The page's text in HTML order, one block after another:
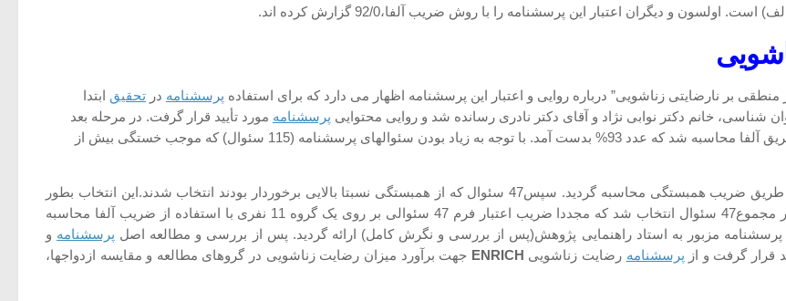
و دیگران اعتبار این پرسشنامه را با روش ضریب آلفا،92/0 گزارش کرده اند.
بر نارضایتی زناشویی” درباره روایی و اعتبار این پرسشنامه اظهار می دارد که برای استفاده پرسشنامه در تحقیق ابتدا
خانم دکتر نوابی نژاد و آقای دکتر نادری رسانده شد و روایی محتوایی پرسشنامه مورد تأیید قرار گرفت. در مرحله بعد
بر روی یک گروه 11 نفری اجرا گردید و ضریب اعتبار آن از طریق آلفا محاسبه شد که عدد 93% بدست آمد. با توجه به زیاد بودن سئوالهای پرسشنامه (115 سئوال) که موجب خستگی بیش از
از طریق ضریب همبستگی محاسبه گردید. سپس47 سئوال که از همبستگی نسبتا بالایی برخوردار بودند انتخاب شدند.این انتخاب بطور
مساوی از مقایسهای مختلف پرسشنامه صورت گرفت و بدین ترتیب در مجموع47 سئوال انتخاب شد که مجددا ضریب اعتبار فرم 47 سئوالی بر روی یک گروه 11 نفری با استفاده از ضریب آلفا محاسبه
پرسشنامه و
قرار گرفت و از پرسشنامه رضایت زناشویی ENRICH جهت برآورد میزان رضایت زناشویی در گروهای مطالعه و مقایسه ازدواجها،